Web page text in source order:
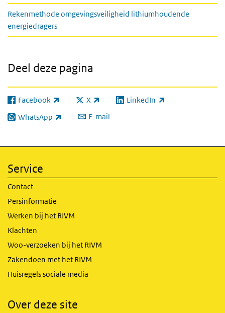
Rekenmethode omgevingsveiligheid lithiumhoudende
energiedragers
Deel deze pagina
Facebook
(externe link) X
(externe link) LinkedIn
(externe link)
WhatsApp
(externe link) E-mail
Service
Contact
Persinformatie
Werken bij het RIVM
Klachten
Woo-verzoeken bij het RIVM
Zakendoen met het RIVM
Huisregels sociale media
Over deze site